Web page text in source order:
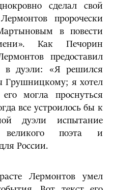
сделал свой
пророчески
в повести
Как Печорин
предоставил
в дуэли: «Я решился
Грушницкому; я хотел
могла проснуться
все устроилось бы к
дуэли испытание
великого поэта и
России.
Лермонтов умел